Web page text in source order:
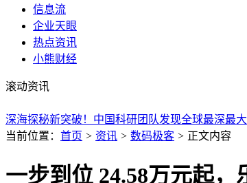
信息流
企业天眼
热点资讯
小熊财经
滚动资讯
服役超10年仍有新支持！AMD为GFX7老显卡添
疑似DeepSeek创始人梁文锋早年微博曝光 单人闯
Nextorage NX-F2AE UHS-II SD卡明日发售 1TB售
卫星影像分辨率怎么选？一文读懂全梯度适配场
华硕ROG Swift OLED PG27AQDPR登场：QD-
岚图泰山凭实力“出圈” 2026世界奶业大会出行保
REDMI首发！高通骁龙8E5V Series实测：主流手
当前位置： 首页 > 资讯 > 数码极客 > 正文内容
一步到位 24.58万元起，